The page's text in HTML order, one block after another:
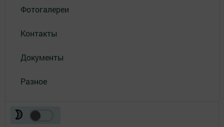
Фотогалереи
Контакты
Документы
Разное